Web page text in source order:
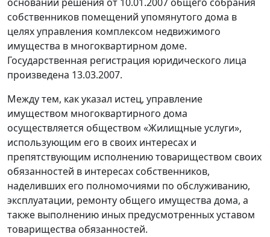
основании решения от 10.01.2007 общего собрания
собственников помещений упомянутого дома в
целях управления комплексом недвижимого
имущества в многоквартирном доме.
Государственная регистрация юридического лица
произведена 13.03.2007.
Между тем, как указал истец, управление
имуществом многоквартирного дома
осуществляется обществом «Жилищные услуги»,
использующим его в своих интересах и
препятствующим исполнению товариществом своих
обязанностей в интересах собственников,
наделивших его полномочиями по обслуживанию,
эксплуатации, ремонту общего имущества дома, а
также выполнению иных предусмотренных уставом
товарищества обязанностей.